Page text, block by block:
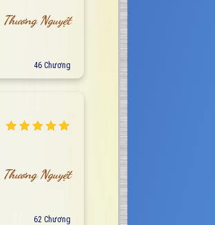
Thương Nguyệt
46 Chương
Thương Nguyệt
62 Chương